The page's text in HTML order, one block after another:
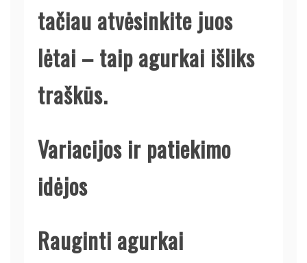
tačiau atvėsinkite juos
lėtai – taip agurkai išliks
traškūs.
Variacijos ir patiekimo
idėjos
Rauginti agurkai